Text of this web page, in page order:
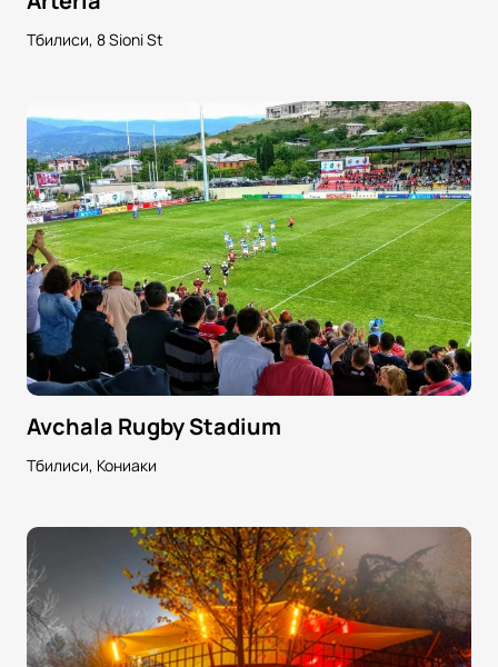
Тбилиси, 8 Sioni St
Avchala Rugby Stadium
Тбилиси, Кониаки